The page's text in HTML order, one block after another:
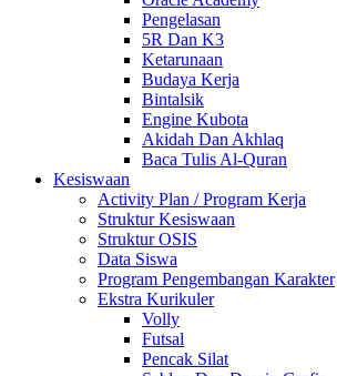
Pengelasan
5R Dan K3
Ketarunaan
Budaya Kerja
Bintalsik
Engine Kubota
Akidah Dan Akhlaq
Baca Tulis Al-Quran
Kesiswaan
Activity Plan / Program Kerja
Struktur Kesiswaan
Struktur OSIS
Data Siswa
Program Pengembangan Karakter
Ekstra Kurikuler
Volly
Futsal
Pencak Silat